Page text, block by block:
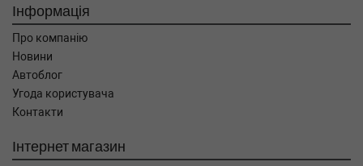
Інформація
Про компанію
Новини
Автоблог
Угода користувача
Контакти
Інтернет магазин